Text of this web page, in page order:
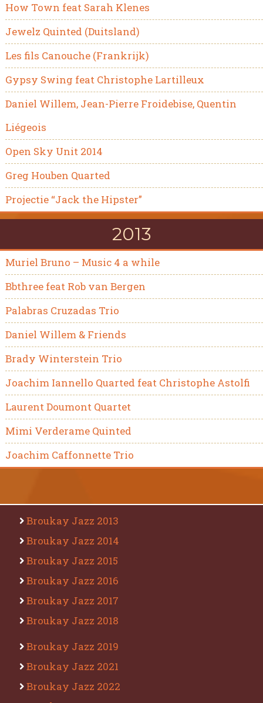
How Town feat Sarah Klenes
Jewelz Quinted (Duitsland)
Les fils Canouche (Frankrijk)
Gypsy Swing feat Christophe Lartilleux
Daniel Willem, Jean-Pierre Froidebise, Quentin
Liégeois
Open Sky Unit 2014
Greg Houben Quarted
Projectie “Jack the Hipster”
2013
Muriel Bruno – Music 4 a while
Bbthree feat Rob van Bergen
Palabras Cruzadas Trio
Daniel Willem & Friends
Brady Winterstein Trio
Joachim Iannello Quarted feat Christophe Astolfi
Laurent Doumont Quartet
Mimi Verderame Quinted
Joachim Caffonnette Trio
Broukay Jazz 2013
Broukay Jazz 2014
Broukay Jazz 2015
Broukay Jazz 2016
Broukay Jazz 2017
Broukay Jazz 2018
Broukay Jazz 2019
Broukay Jazz 2021
Broukay Jazz 2022